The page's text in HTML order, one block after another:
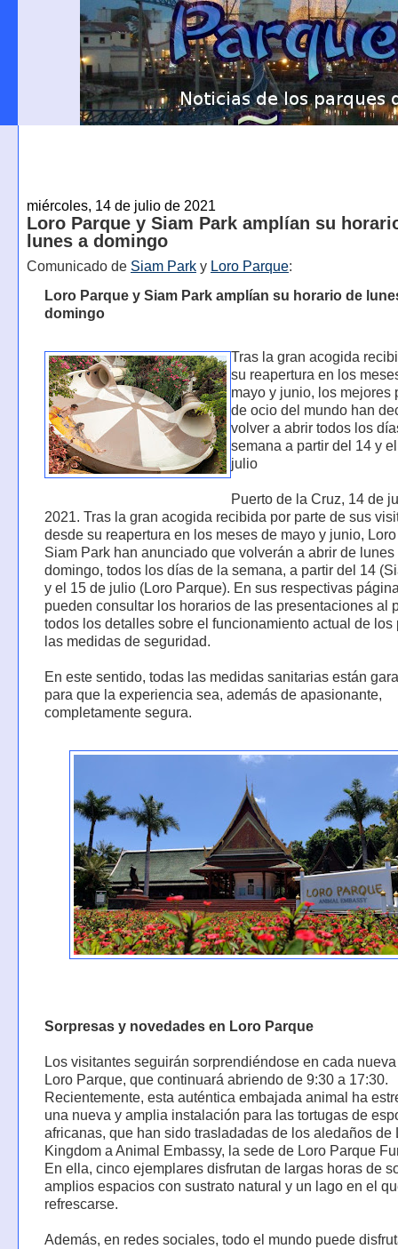
miércoles, 14 de julio de 2021
Loro Parque y Siam Park amplían su
lunes a domingo
Comunicado de Siam Parky Loro Parque:
Loro Parque y Siam Park amplían su horario de
domingo
Tras la gran acogida
su reapertura en los
mayo y junio, los mejores
de ocio del mundo han
volver a abrir todos los
semana a partir del 14 y
julio
Puerto de la Cruz, 14 de
2021. Tras la gran acogida recibida por parte de sus
desde su reapertura en los meses de mayo y junio,
Siam Park han anunciado que volverán a abrir de lunes
domingo, todos los días de la semana, a partir del 14
y el 15 de julio (Loro Parque). En sus respectivas
pueden consultar los horarios de las presentaciones al
todos los detalles sobre el funcionamiento actual de los
las medidas de seguridad.
En este sentido, todas las medidas sanitarias están
para que la experiencia sea, además de apasionante,
completamente segura.
Sorpresas y novedades en Loro Parque
Los visitantes seguirán sorprendiéndose en cada
Loro Parque, que continuará abriendo de 9:30 a 17:30.
Recientemente, esta auténtica embajada animal ha
una nueva y amplia instalación para las tortugas de
africanas, que han sido trasladadas de los aledaños de
Kingdom a Animal Embassy, la sede de Loro Parque
En ella, cinco ejemplares disfrutan de largas horas de
amplios espacios con sustrato natural y un lago en el
refrescarse.
Además, en redes sociales, todo el mundo puede